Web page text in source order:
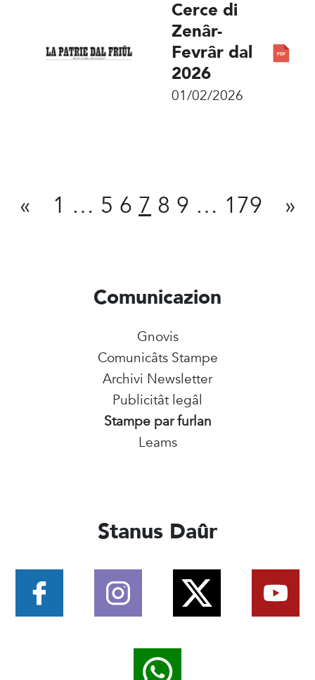
Cerce di
Zenâr-
Fevrâr dal
2026
01/02/2026
« 1 … 5 6 7 8 9 … 179 »
Comunicazion
Gnovis
Comunicâts Stampe
Archivi Newsletter
Publicitât legâl
Stampe par furlan
Leams
Stanus Daûr